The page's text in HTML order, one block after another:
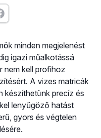
minden megjelenést
igazi műalkotássá
nem kell profihoz
A vizes matricák
készíthetünk precíz és
lenyűgöző hatást
gyors és végtelen